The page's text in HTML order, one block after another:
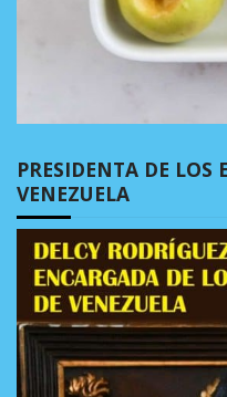
PRESIDENTA DE LOS
VENEZUELA